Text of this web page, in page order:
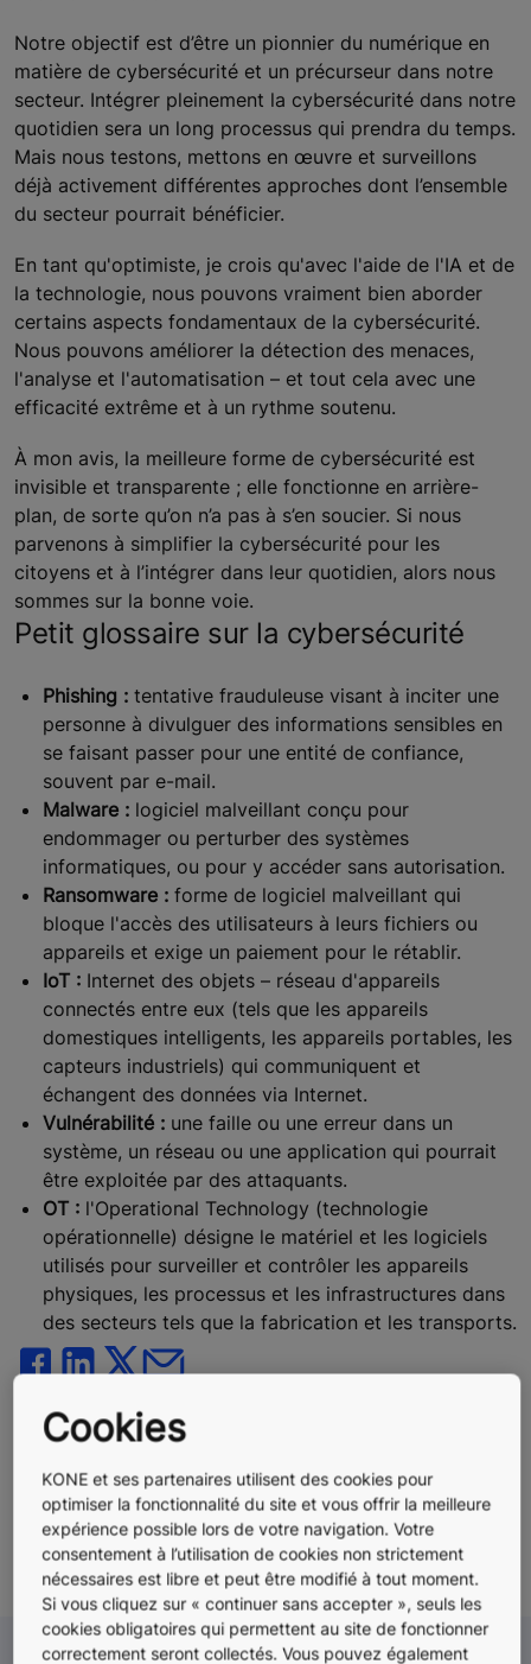
Notre objectif est d’être un pionnier du numérique en
matière de cybersécurité et un précurseur dans notre
secteur. Intégrer pleinement la cybersécurité dans notre
quotidien sera un long processus qui prendra du temps.
Mais nous testons, mettons en œuvre et surveillons
déjà activement différentes approches dont l’ensemble
du secteur pourrait bénéficier.
En tant qu'optimiste, je crois qu'avec l'aide de l'IA et de
la technologie, nous pouvons vraiment bien aborder
certains aspects fondamentaux de la cybersécurité.
Nous pouvons améliorer la détection des menaces,
l'analyse et l'automatisation – et tout cela avec une
efficacité extrême et à un rythme soutenu.
À mon avis, la meilleure forme de cybersécurité est
invisible et transparente ; elle fonctionne en arrière-
plan, de sorte qu’on n’a pas à s’en soucier. Si nous
parvenons à simplifier la cybersécurité pour les
citoyens et à l’intégrer dans leur quotidien, alors nous
sommes sur la bonne voie.
Petit glossaire sur la cybersécurité
Phishing : tentative frauduleuse visant à inciter une
personne à divulguer des informations sensibles en
se faisant passer pour une entité de confiance,
souvent par e-mail.
Malware : logiciel malveillant conçu pour
endommager ou perturber des systèmes
informatiques, ou pour y accéder sans autorisation.
Ransomware : forme de logiciel malveillant qui
bloque l'accès des utilisateurs à leurs fichiers ou
appareils et exige un paiement pour le rétablir.
IoT : Internet des objets – réseau d'appareils
connectés entre eux (tels que les appareils
domestiques intelligents, les appareils portables, les
capteurs industriels) qui communiquent et
échangent des données via Internet.
Vulnérabilité : une faille ou une erreur dans un
système, un réseau ou une application qui pourrait
être exploitée par des attaquants.
OT : l'Operational Technology (technologie
opérationnelle) désigne le matériel et les logiciels
utilisés pour surveiller et contrôler les appareils
physiques, les processus et les infrastructures dans
des secteurs tels que la fabrication et les transports.
Verwandte Themen
#Digitalisierung#Numérisation
#Sicherheit & Cybersicherheit#Technologie
#Urbanisation#Urbanisierung & Städte
Cookies
KONE et ses partenaires utilisent des cookies pour
optimiser la fonctionnalité du site et vous offrir la meilleure
expérience possible lors de votre navigation. Votre
consentement à l’utilisation de cookies non strictement
nécessaires est libre et peut être modifié à tout moment.
Si vous cliquez sur « continuer sans accepter », seuls les
cookies obligatoires qui permettent au site de fonctionner
correctement seront collectés. Vous pouvez également